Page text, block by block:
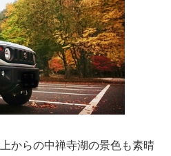
からの中禅寺湖の景色も素晴